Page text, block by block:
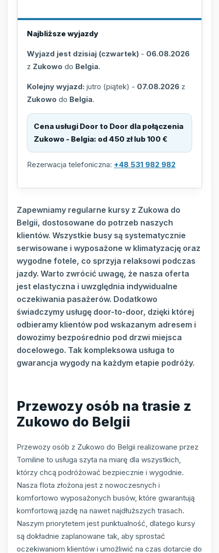
Najbliższe wyjazdy
Wyjazd jest dzisiaj (czwartek) - 06.08.2026
z Zukowo do Belgia.
Kolejny wyjazd: jutro (piątek) - 07.08.2026 z
Zukowo do Belgia.
Cena usługi Door to Door dla połączenia
Zukowo - Belgia: od 450 zł lub 100 €
Rezerwacja telefoniczna: +48 531 982 982
Zapewniamy regularne kursy z Zukowa do
Belgii, dostosowane do potrzeb naszych
klientów. Wszystkie busy są systematycznie
serwisowane i wyposażone w klimatyzację oraz
wygodne fotele, co sprzyja relaksowi podczas
jazdy. Warto zwrócić uwagę, że nasza oferta
jest elastyczna i uwzględnia indywidualne
oczekiwania pasażerów. Dodatkowo
świadczymy usługę door-to-door, dzięki której
odbieramy klientów pod wskazanym adresem i
dowozimy bezpośrednio pod drzwi miejsca
docelowego. Tak kompleksowa usługa to
gwarancja wygody na każdym etapie podróży.
Przewozy osób na trasie z
Zukowo do Belgii
Przewozy osób z Zukowo do Belgii realizowane przez
Tomiline to usługa szyta na miarę dla wszystkich,
którzy chcą podróżować bezpiecznie i wygodnie.
Nasza flota złożona jest z nowoczesnych i
komfortowo wyposażonych busów, które gwarantują
komfortową jazdę na nawet najdłuższych trasach.
Naszym priorytetem jest punktualność, dlatego kursy
są dokładnie zaplanowane tak, aby sprostać
oczekiwaniom klientów i umożliwić na czas dotarcie do